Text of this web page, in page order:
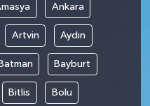
Ankara
Artvin Aydın
Batman Bayburt
Bitlis Bolu